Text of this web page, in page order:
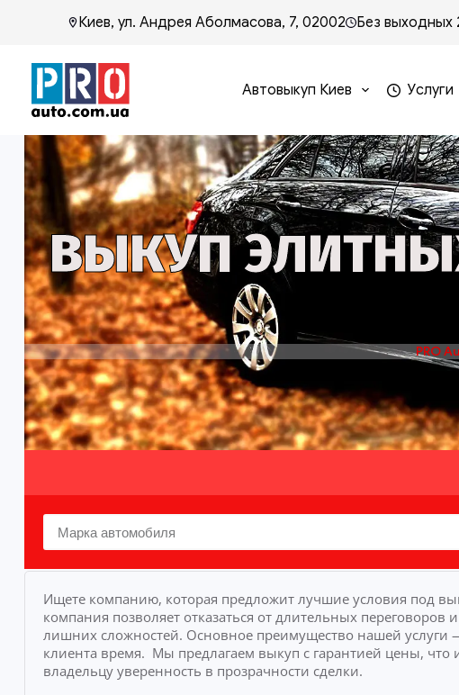
Киев, ул. Андрея Аболмасова, 7, 02002 Без выходных
Автовыкуп Киев Услуги
ВЫКУП
PRO
Ищете компанию, которая предложит лучшие условия под
компания позволяет отказаться от длительных переговоров
лишних сложностей. Основное преимущество нашей услуги
клиента время. Мы предлагаем выкуп с гарантией цены,
владельцу уверенность в прозрачности сделки.